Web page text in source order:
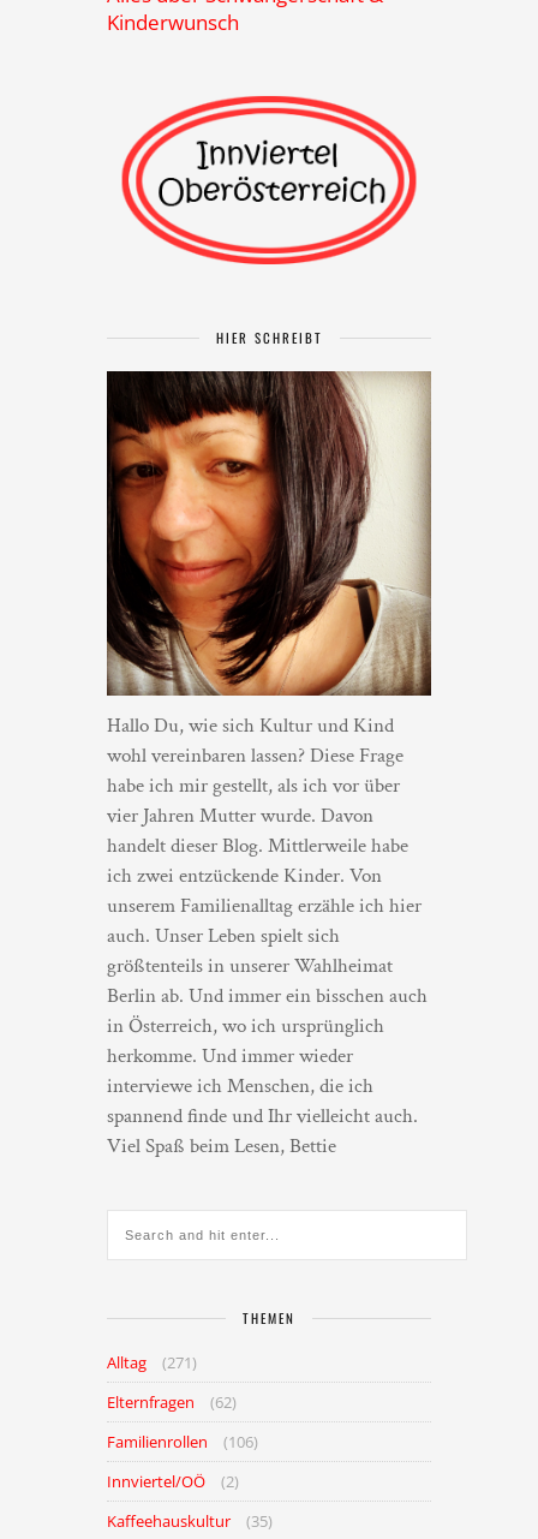
Kinderwunsch
HIER SCHREIBT
Hallo Du, wie sich Kultur und Kind
wohl vereinbaren lassen? Diese Frage
habe ich mir gestellt, als ich vor über
vier Jahren Mutter wurde. Davon
handelt dieser Blog. Mittlerweile habe
ich zwei entzückende Kinder. Von
unserem Familienalltag erzähle ich hier
auch. Unser Leben spielt sich
größtenteils in unserer Wahlheimat
Berlin ab. Und immer ein bisschen auch
in Österreich, wo ich ursprünglich
herkomme. Und immer wieder
interviewe ich Menschen, die ich
spannend finde und Ihr vielleicht auch.
Viel Spaß beim Lesen, Bettie
THEMEN
Alltag
(271)
Elternfragen
(62)
Familienrollen
(106)
Innviertel/OÖ
(2)
Kaffeehauskultur
(35)